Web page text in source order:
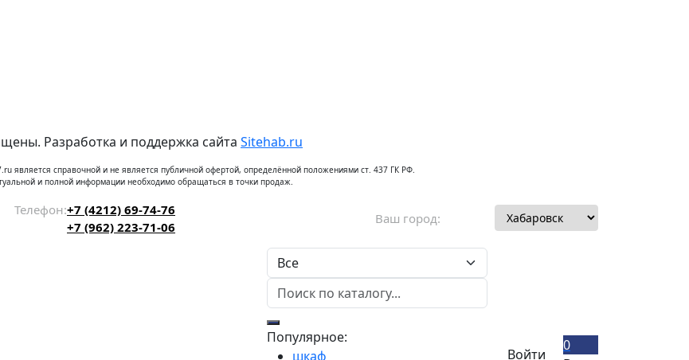
Разработка и поддержка сайта Sitehab.ru
является справочной и не является публичной офертой, определённой положениями ст. 437 ГК РФ.
и полной информации необходимо обращаться в точки продаж.
Телефон:+7 (4212) 69-74-76
+7 (962) 223-71-06
Ваш город:
Популярное:
шкаф
Войти
0